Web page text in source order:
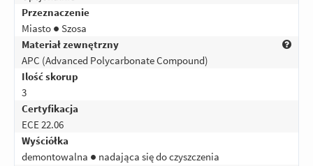
Przeznaczenie
Miasto ● Szosa
Materiał zewnętrzny
APC (Advanced Polycarbonate Compound)
Ilość skorup
3
Certyfikacja
ECE 22.06
Wyściółka
demontowalna ● nadająca się do czyszczenia